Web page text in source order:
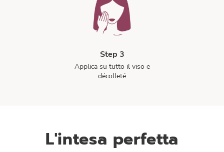
Step 3
Applica su tutto il viso e
décolleté
L'intesa perfetta